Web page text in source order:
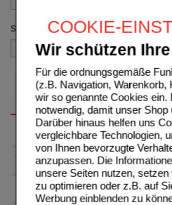
COOKIE-
Wir schützen
Für die ordnungsgemäße
(z.B. Navigation, Warenkorb,
wir so genannte Cookies
notwendig, damit unser Shop
Darüber hinaus helfen uns
vergleichbare Technologien,
von Ihnen bevorzugte
anzupassen. Die
unsere Seiten nutzen,
zu optimieren oder z.B. auf
Werbung einblenden zu
Sortieren nach